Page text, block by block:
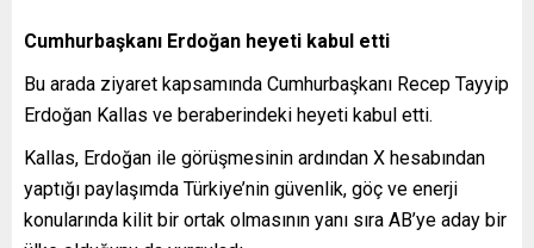
Cumhurbaşkanı Erdoğan heyeti kabul etti
Bu arada ziyaret kapsamında Cumhurbaşkanı Recep Tayyip
Erdoğan Kallas ve beraberindeki heyeti kabul etti.
Kallas, Erdoğan ile görüşmesinin ardından X hesabından
yaptığı paylaşımda Türkiye’nin güvenlik, göç ve enerji
konularında kilit bir ortak olmasının yanı sıra AB’ye aday bir